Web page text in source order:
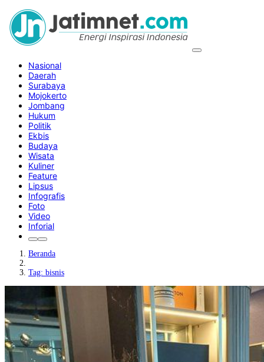
Nasional
Daerah
Surabaya
Mojokerto
Jombang
Hukum
Politik
Ekbis
Budaya
Wisata
Kuliner
Feature
Lipsus
Infografis
Foto
Video
Inforial
Beranda
Tag: bisnis